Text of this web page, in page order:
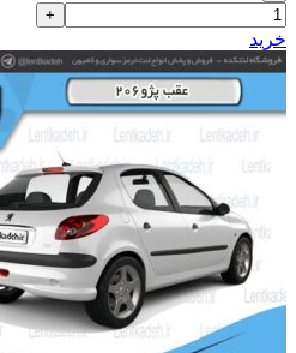
خرید